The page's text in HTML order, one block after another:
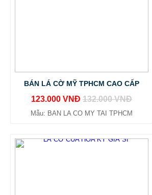
BÁN LÁ CỜ MỸ TPHCM CAO CẤP
123.000 VNĐ 132.000 VNĐ
Mẫu: BAN LA CO MY TAI TPHCM